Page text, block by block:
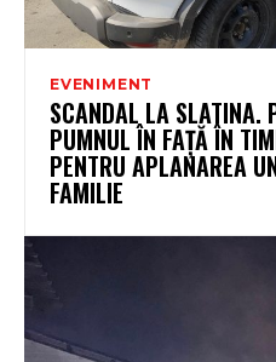
EVENIMENT
SCANDAL LA SLATINA.
PUMNUL ÎN FAȚĂ ÎN
PENTRU APLANAREA
FAMILIE